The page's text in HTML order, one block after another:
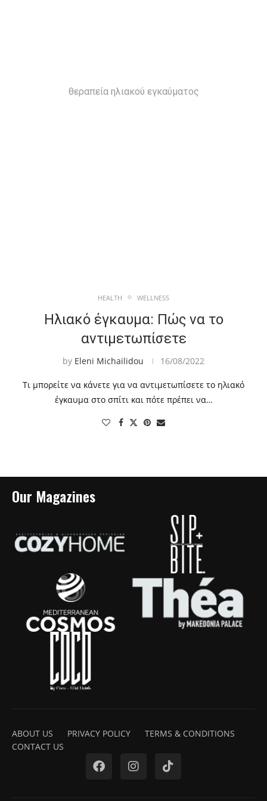
θεραπεία ηλιακού εγκαύματος
HEALTH WELLNESS
Ηλιακό έγκαυμα: Πώς να το
αντιμετωπίσετε
by Eleni Michailidou 16/08/2022
Τι μπορείτε να κάνετε για να αντιμετωπίσετε το ηλιακό
έγκαυμα στο σπίτι και πότε πρέπει να…
Our Magazines
ABOUT US PRIVACY POLICY
TERMS & CONDITIONS
CONTACT US